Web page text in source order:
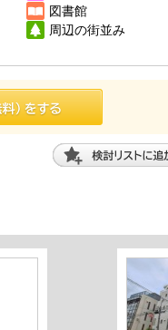
図書館
周辺の街並み